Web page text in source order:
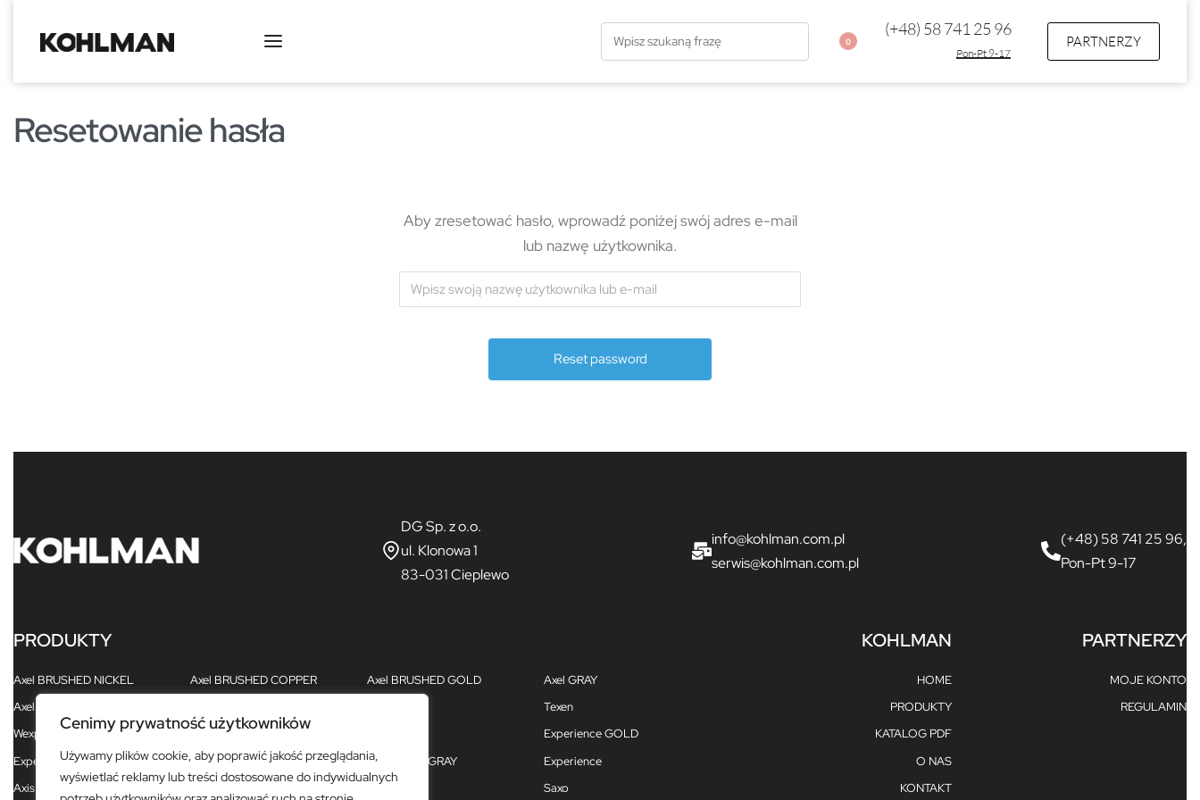
Cenimy prywatność użytkowników
Używamy plików cookie, aby poprawić jakość przeglądania,
wyświetlać reklamy lub treści dostosowane do indywidualnych
0
(+48) 58 741 25 96
Pon-Pt 9-17
PARTNERZY
Resetowanie hasła
Aby zresetować hasło, wprowadź poniżej swój adres e-mail
lub nazwę użytkownika.
DG Sp. z o.o.
ul. Klonowa 1
83-031 Cieplewo
info@kohlman.com.pl
serwis@kohlman.com.pl
(+48) 58 741 25 96,
Pon-Pt 9-17
PRODUKTY
Axel BRUSHED NICKEL Axel BRUSHED COPPER Axel BRUSHED GOLD
Axel GRAY
Axel
Texen
Wexpo
Proxima
Experience GOLD
Experience BRUSHED GOLD
Experience BLACK Experience GRAY
Experience
Axis
Foxal Saxo
KOHLMAN
HOME
PRODUKTY
KATALOG PDF
O NAS
KONTAKT
PARTNERZY
MOJE KONTO
REGULAMIN